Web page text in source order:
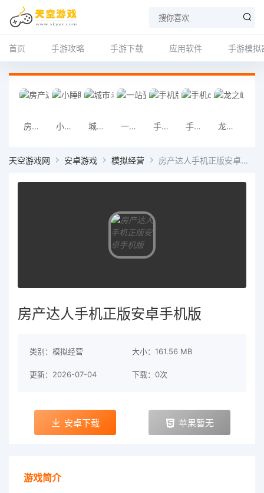
首页 手游攻略 手游下载 应用软件 手游模拟
房产达人手机正版安卓手机版 小睡眠安卓版 城市斗士2026版 一站到底手机版 手机版以撒的结合 手机qq 龙之崛起手机版
天空游戏网 安卓游戏 模拟经营 房产达人手机正版安卓手机版
房产达人手机正版安卓手机版
类别：模拟经营 大小：161.56 MB
更新：2026-07-04 下载：0次
安卓下载 苹果暂无
游戏简介